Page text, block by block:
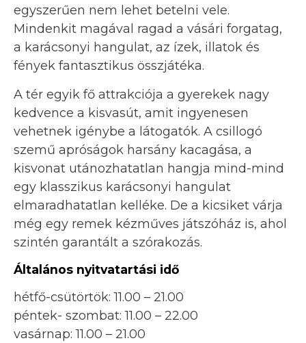
egyszerűen nem lehet betelni vele.
Mindenkit magával ragad a vásári forgatag,
a karácsonyi hangulat, az ízek, illatok és
fények fantasztikus összjátéka.
A tér egyik fő attrakciója a gyerekek nagy
kedvence a kisvasút, amit ingyenesen
vehetnek igénybe a látogatók. A csillogó
szemű apróságok harsány kacagása, a
kisvonat utánozhatatlan hangja mind-mind
egy klasszikus karácsonyi hangulat
elmaradhatatlan kelléke. De a kicsiket várja
még egy remek kézműves játszóház is, ahol
szintén garantált a szórakozás.
Általános nyitvatartási idő
hétfő-csütörtök: 11.00 – 21.00
péntek- szombat: 11.00 – 22.00
vasárnap: 11.00 – 21.00